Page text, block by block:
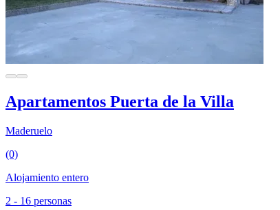
Apartamentos Puerta de la Villa
Maderuelo
(0)
Alojamiento entero
2 - 16 personas